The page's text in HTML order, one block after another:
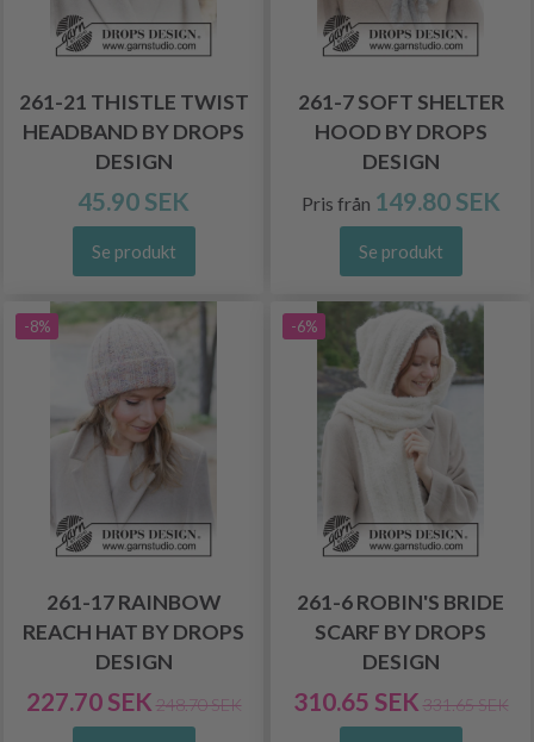
261-21 THISTLE TWIST
HEADBAND BY DROPS
DESIGN
45.90 SEK
Se produkt
261-7 SOFT SHELTER
HOOD BY DROPS
DESIGN
Pris från 149.80 SEK
Se produkt
-8%
261-17 RAINBOW
REACH HAT BY DROPS
DESIGN
227.70 SEK 248.70 SEK
-6%
261-6 ROBIN'S BRIDE
SCARF BY DROPS
DESIGN
310.65 SEK 331.65 SEK